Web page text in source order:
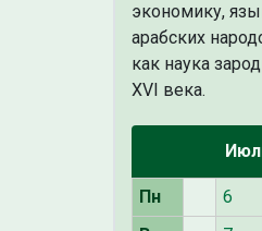
экономику,
арабских
как наука
XVI века.
Пн 6